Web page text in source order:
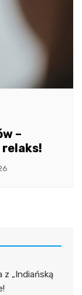
–
z „Indiańską